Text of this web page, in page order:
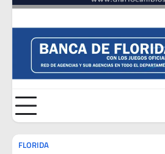
FLORIDA